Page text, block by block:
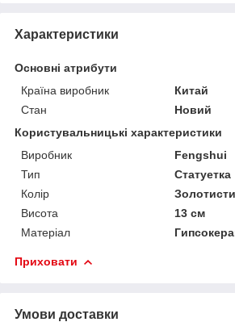
Характеристики
Основні атрибути
Країна виробник
Китай
Стан
Новий
Користувальницькі характеристики
Виробник
Fengshui
Тип
Статуетка
Колір
Висота
13 см
Матеріал
Приховати
Умови доставки